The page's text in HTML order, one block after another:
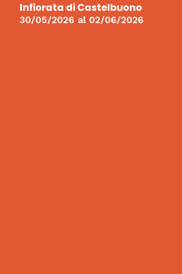
Infiorata di Castelbuono
30/05/2026 al 02/06/2026